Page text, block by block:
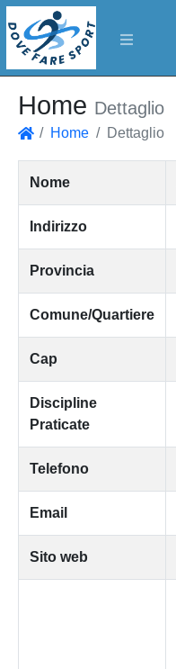
Home Dettaglio
Home Dettaglio
Nome
Indirizzo
Provincia
Comune/Quartiere
Cap
Discipline
Praticate
Telefono
Email
Sito web